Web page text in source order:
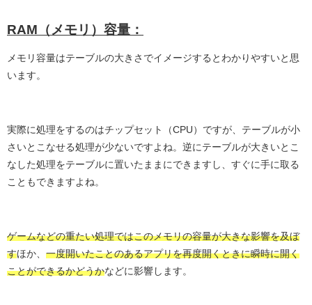
RAM（メモリ）容量：
メモリ容量はテーブルの大きさでイメージするとわかりやすいと思
います。
実際に処理をするのはチップセット（CPU）ですが、テーブルが小
さいとこなせる処理が少ないですよね。逆にテーブルが大きいとこ
なした処理をテーブルに置いたままにできますし、すぐに手に取る
こともできますよね。
ゲームなどの重たい処理ではこのメモリの容量が大きな影響を及ぼ
すほか、 一度開いたことのあるアプリを再度開くときに瞬時に開く
ことができるかどうかなどに影響します。